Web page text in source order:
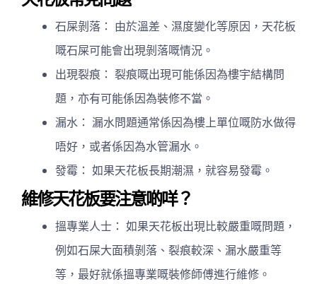
石屎剝落： 由於溫差、濕度變化等原因，天花板
嘅石屎可能會出現剝落嘅情況。
出現裂痕： 裂痕嘅出現可能係因為樓宇結構問
題，亦有可能係因為裝修不當。
漏水： 漏水問題通常係因為樓上單位嘅防水做得
唔好，或者係因為水管漏水。
發霉： 如果天花板長期潮濕，就容易發霉。
維修天花板要注意啲咩？
搵專業人士： 如果天花板出現比較嚴重嘅問題，
例如石屎大面積剝落、裂痕較深、漏水嚴重等
等，最好就係搵專業嘅裝修師傅進行維修。